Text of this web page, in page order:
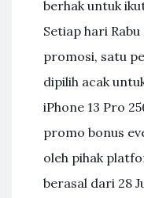
berhak untuk
Setiap hari
promosi, satu
dipilih acak
iPhone 13 Pro
promo bonus
oleh pihak
berasal dari 28